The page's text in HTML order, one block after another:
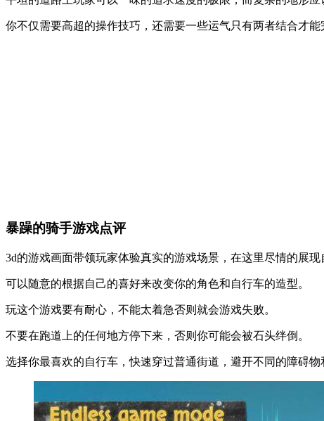
你不仅需要高超的操作技巧，还需要一些运气只有两者结合才能
暴躁的骑手游戏点评
3d的游戏画面带领玩家体验真实的游戏场景，在这里尽情的展现
可以随意的根据自己的喜好来改变你的角色和自行车的造型。
玩这个游戏要有耐心，不能太着急否则就会游戏失败。
不要在跑道上的任何地方停下来，否则你可能会被石头绊倒。
选择你最喜欢的自行车，快速穿过普通街道，避开不同的障碍物